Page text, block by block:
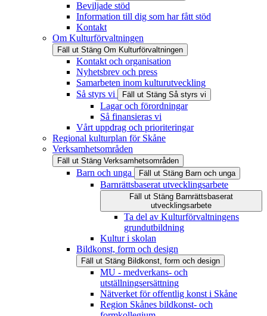
Beviljade stöd
Information till dig som har fått stöd
Kontakt
Om Kulturförvaltningen
Fäll ut Stäng Om Kulturförvaltningen
Kontakt och organisation
Nyhetsbrev och press
Samarbeten inom kulturutveckling
Så styrs vi
Fäll ut Stäng Så styrs vi
Lagar och förordningar
Så finansieras vi
Vårt uppdrag och prioriteringar
Regional kulturplan för Skåne
Verksamhetsområden
Fäll ut Stäng Verksamhetsområden
Barn och unga Fäll ut Stäng Barn och unga
Barnrättsbaserat utvecklingsarbete
Fäll ut Stäng Barnrättsbaserat
utvecklingsarbete
Ta del av Kulturförvaltningens
grundutbildning
Kultur i skolan
Bildkonst, form och design
Fäll ut Stäng Bildkonst, form och design
MU - medverkans- och
utställningsersättning
Nätverket för offentlig konst i Skåne
Region Skånes bildkonst- och